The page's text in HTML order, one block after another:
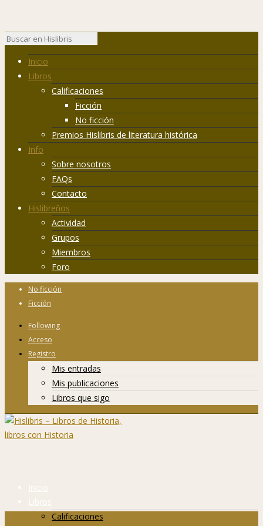
Inicio
Libros
Calificaciones
Ficción
No ficción
Premios Hislibris de literatura histórica
Info
Sobre nosotros
FAQs
Contacto
Hislibreños
Actividad
Grupos
Miembros
Foro
No ficción
Ficción
Following
Acceso
Registro
Mis entradas
Mis publicaciones
Libros que sigo
Inicio
Libros
Calificaciones